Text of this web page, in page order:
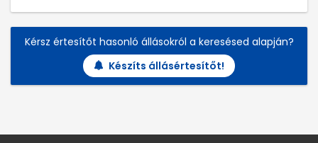
Kérsz értesítőt hasonló állásokról a keresésed alapján?
Készíts állásértesítőt!